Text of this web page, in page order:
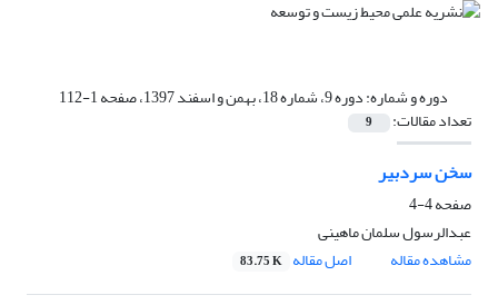
دوره و شماره:دوره 9، شماره 18، بهمن و اسفند 1397، صفحه 1-112
تعداد مقالات: 9
سخن سردبیر
صفحه4-4
عبدالرسول سلمان ماهینی
مشاهده مقاله
اصل مقاله 83.75 K